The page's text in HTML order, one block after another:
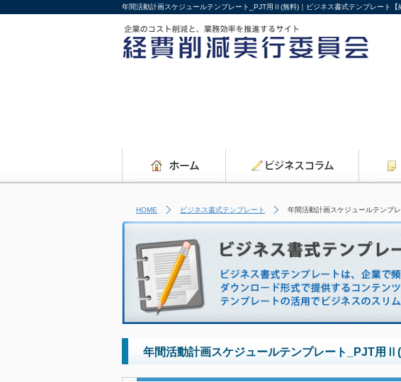
年間活動計画スケジュールテンプレート_PJT用Ⅱ(無料)｜ビジネス書式テンプレート【
HOME ビジネス書式テンプレート 年間活動計画スケジュールテンプ
年間活動計画スケジュールテンプレート_PJT用